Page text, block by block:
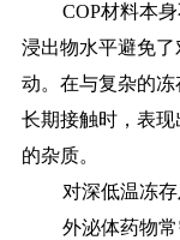
COP材料本
浸出物水平避免
动。在与复杂的冻
长期接触时，表
的杂质。
对深低温冻
外泌体药物